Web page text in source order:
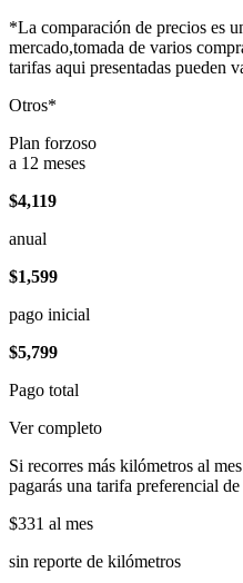
*La comparación de precios es
mercado,tomada de varios
tarifas aqui presentadas pueden
Otros*
Plan forzoso
a 12 meses
$4,119
anual
$1,599
pago inicial
$5,799
Pago total
Ver completo
Si recorres más kilómetros al
pagarás una tarifa preferencial de
$331 al mes
sin reporte de kilómetros